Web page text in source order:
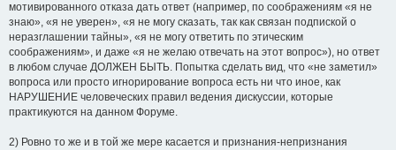
мотивированного отказа дать ответ (например, по соображениям «я не
знаю», «я не уверен», «я не могу сказать, так как связан подпиской о
неразглашении тайны», «я не могу ответить по этическим
соображениям», и даже «я не желаю отвечать на этот вопрос»), но ответ
в любом случае ДОЛЖЕН БЫТЬ. Попытка сделать вид, что «не заметил»
вопроса или просто игнорирование вопроса есть ни что иное, как
НАРУШЕНИЕ человеческих правил ведения дискуссии, которые
практикуются на данном Форуме.
2) Ровно то же и в той же мере касается и признания-непризнания